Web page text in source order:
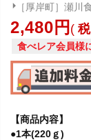
［厚岸町］瀬川
2,480
食べレア会員様
【商品内容】
●1本(220ｇ)